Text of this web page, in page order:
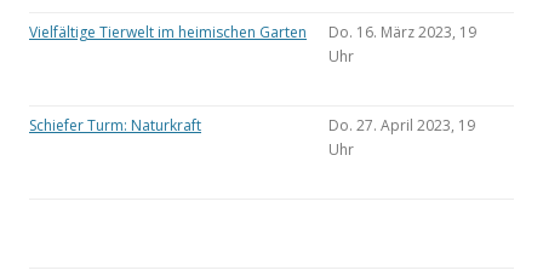
Vielfältige Tierwelt im heimischen Garten
Do. 16. März 2023, 19
Uhr
Schiefer Turm: Naturkraft
Do. 27. April 2023, 19
Uhr